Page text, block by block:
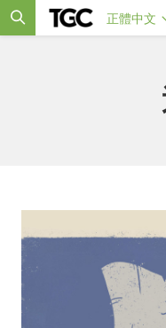
正體中文